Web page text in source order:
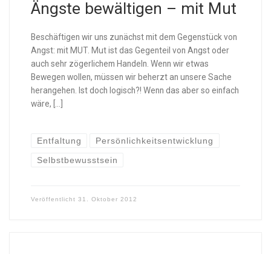
Ängste bewältigen – mit Mut
Beschäftigen wir uns zunächst mit dem Gegenstück von
Angst: mit MUT. Mut ist das Gegenteil von Angst oder
auch sehr zögerlichem Handeln. Wenn wir etwas
Bewegen wollen, müssen wir beherzt an unsere Sache
herangehen. Ist doch logisch?! Wenn das aber so einfach
wäre, […]
Entfaltung Persönlichkeitsentwicklung
Selbstbewusstsein
Veröffentlicht 31. Oktober 2012